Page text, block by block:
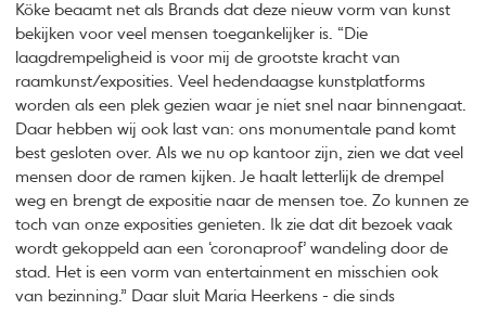
Köke beaamt net als Brands dat deze nieuw vorm van kunst
bekijken voor veel mensen toegankelijker is. “Die
laagdrempeligheid is voor mij de grootste kracht van
raamkunst/exposities. Veel hedendaagse kunstplatforms
worden als een plek gezien waar je niet snel naar binnengaat.
Daar hebben wij ook last van: ons monumentale pand komt
best gesloten over. Als we nu op kantoor zijn, zien we dat veel
mensen door de ramen kijken. Je haalt letterlijk de drempel
weg en brengt de expositie naar de mensen toe. Zo kunnen ze
toch van onze exposities genieten. Ik zie dat dit bezoek vaak
wordt gekoppeld aan een ‘coronaproof’ wandeling door de
stad. Het is een vorm van entertainment en misschien ook
van bezinning.” Daar sluit Maria Heerkens - die sinds